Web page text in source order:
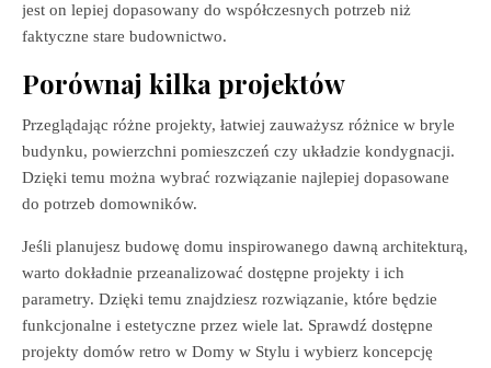
jest on lepiej dopasowany do współczesnych potrzeb niż
faktyczne stare budownictwo.
Porównaj kilka projektów
Przeglądając różne projekty, łatwiej zauważysz różnice w bryle
budynku, powierzchni pomieszczeń czy układzie kondygnacji.
Dzięki temu można wybrać rozwiązanie najlepiej dopasowane
do potrzeb domowników.
Jeśli planujesz budowę domu inspirowanego dawną architekturą,
warto dokładnie przeanalizować dostępne projekty i ich
parametry. Dzięki temu znajdziesz rozwiązanie, które będzie
funkcjonalne i estetyczne przez wiele lat. Sprawdź dostępne
projekty domów retro w Domy w Stylu i wybierz koncepcję